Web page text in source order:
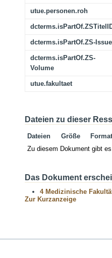
utue.personen.roh
dcterms.isPartOf.ZS-Issue
dcterms.isPartOf.ZS-
Volume
utue.fakultaet
Dateien zu dieser
Dateien Größe
Format
Zu diesem Dokument gibt
Das Dokument
4 Medizinische
Zur Kurzanzeige